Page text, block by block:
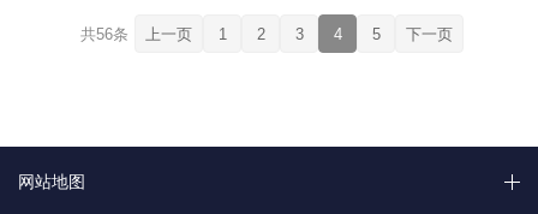
共56条 上一页 1 2 3 4 5 下一页
网站地图